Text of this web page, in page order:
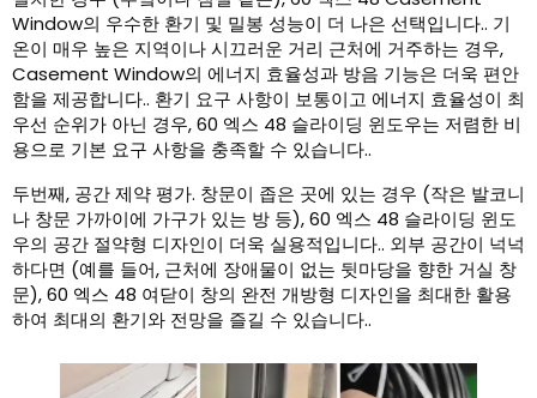
Window의 우수한 환기 및 밀봉 성능이 더 나은 선택입니다.. 기
온이 매우 높은 지역이나 시끄러운 거리 근처에 거주하는 경우,
Casement Window의 에너지 효율성과 방음 기능은 더욱 편안
함을 제공합니다.. 환기 요구 사항이 보통이고 에너지 효율성이 최
우선 순위가 아닌 경우, 60 엑스 48 슬라이딩 윈도우는 저렴한 비
용으로 기본 요구 사항을 충족할 수 있습니다..
두번째, 공간 제약 평가. 창문이 좁은 곳에 있는 경우 (작은 발코니
나 창문 가까이에 가구가 있는 방 등), 60 엑스 48 슬라이딩 윈도
우의 공간 절약형 디자인이 더욱 실용적입니다.. 외부 공간이 넉넉
하다면 (예를 들어, 근처에 장애물이 없는 뒷마당을 향한 거실 창
문), 60 엑스 48 여닫이 창의 완전 개방형 디자인을 최대한 활용
하여 최대의 환기와 전망을 즐길 수 있습니다..